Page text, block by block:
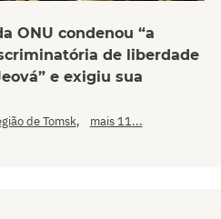
ONU condenou “a
de liberdade
e exigiu sua
de Tomsk, mais 11...